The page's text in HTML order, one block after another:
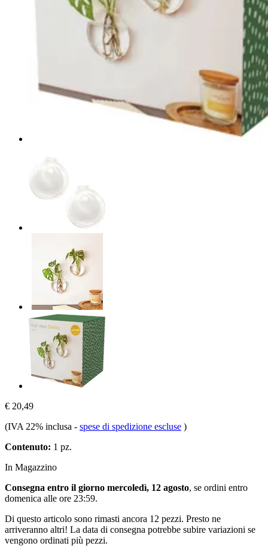
€ 20,49
(IVA 22% inclusa - spese di spedizione escluse )
Contenuto: 1 pz.
In Magazzino
Consegna entro il giorno mercoledì, 12 agosto, se ordini entro
domenica alle ore 23:59.
Di questo articolo sono rimasti ancora 12 pezzi. Presto ne
arriveranno altri! La data di consegna potrebbe subire variazioni se
vengono ordinati più pezzi.